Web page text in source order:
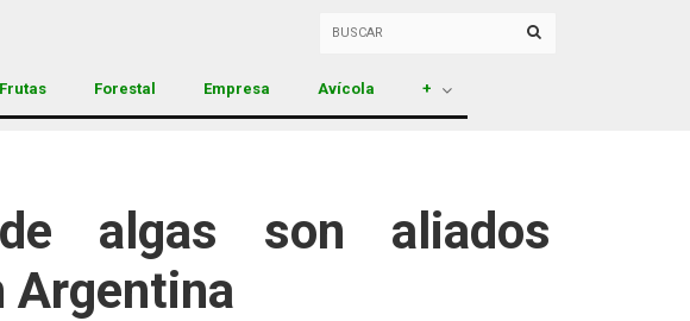
Frutas Forestal Empresa Avícola +
algas son aliados
Argentina